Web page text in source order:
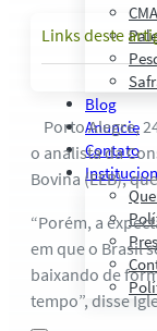
Blog
Anuncie
Contato
Links deste
Porto Alegre,
o analista da
Bovina (EEB),
“Porém, a
em que o Brasil
baixando de
tempo”, disse